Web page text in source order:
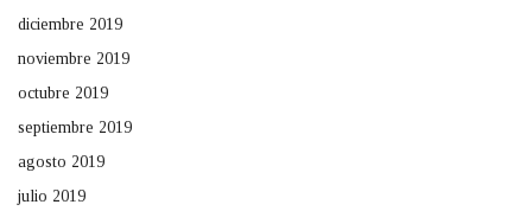
diciembre 2019
noviembre 2019
octubre 2019
septiembre 2019
agosto 2019
julio 2019